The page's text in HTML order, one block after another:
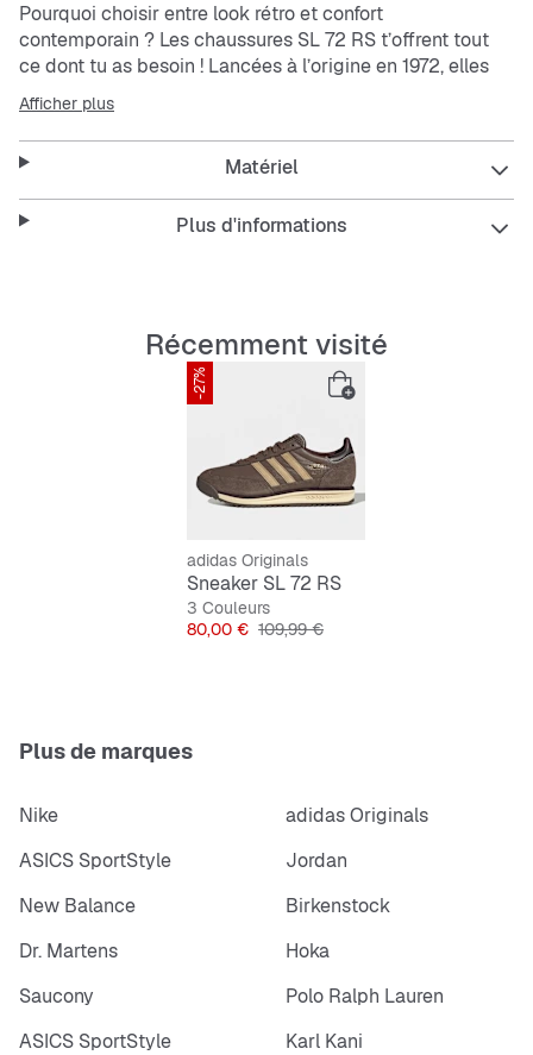
Pourquoi choisir entre look rétro et confort
contemporain ? Les chaussures SL 72 RS t’offrent tout
ce dont tu as besoin ! Lancées à l’origine en 1972, elles
signent leur grand retour avec une semelle intermédiaire
plus épaisse et une tige redessinée, qui s’inscrit dans la
tendance des looks Terrace.Confectionnées avec une
base en cuir et des empiècements en suède, ces
chaussures présentent un design stylé et sobre,
agrémenté par le logo Trèfle SL 72. La semelle
d’adidas et lui avons ajouté des caractéristiques
modernes pour que tu bénéficies d’un confort toujours
plus poussé. Dotées d’un motif à 3 bandes
emblématiques et de notre marque Trèfle, ces
chaussures intemporelles n’attendent qu’une chose :
Chaussant standard
Semelle de propreté en cuir
Afficher plus
Matériel
Plus d'informations
Récemment visité
-27%
adidas Originals
Sneaker SL 72 RS
3 Couleurs
Prix
80,00 € Prix original
109,99 €
Plus de marques
Nike
adidas Originals
ASICS SportStyle
Jordan
New Balance
Birkenstock
Dr. Martens
Hoka
Saucony
Polo Ralph Lauren
ASICS SportStyle
Karl Kani